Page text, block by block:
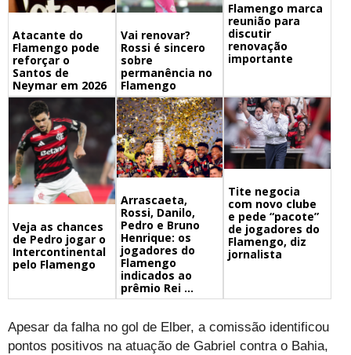
Atacante do
Flamengo pode
reforçar o
Santos de
Neymar em 2026
Vai renovar?
Rossi é sincero
sobre
permanência no
Flamengo
Flamengo marca
reunião para
discutir
renovação
importante
Veja as chances
de Pedro jogar o
Intercontinental
pelo Flamengo
Arrascaeta,
Rossi, Danilo,
Pedro e Bruno
Henrique: os
jogadores do
Flamengo
indicados ao
prêmio Rei ...
Tite negocia
com novo clube
e pede “pacote”
de jogadores do
Flamengo, diz
jornalista
Apesar da falha no gol de Elber, a comissão identificou
pontos positivos na atuação de Gabriel contra o Bahia,